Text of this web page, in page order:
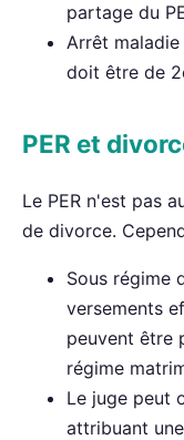
partage du
Arrêt
doit être de
PER et
Le PER n'est pas
de divorce.
Sous régime
versements
peuvent être
régime
Le juge peut
attribuant